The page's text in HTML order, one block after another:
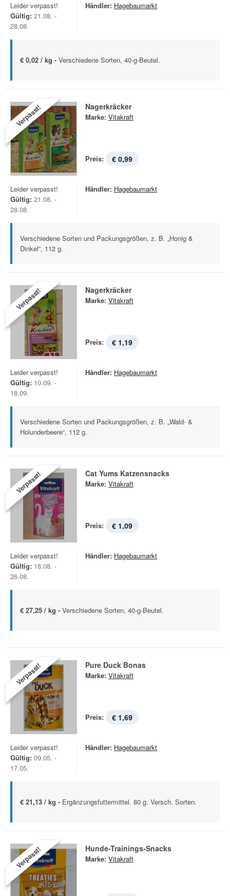
Leider verpasst!
Gültig: 21.08. -
28.08.
Händler: Hagebaumarkt
€ 0,02 / kg - Verschiedene Sorten, 40-g-Beutel.
Verpasst! Nagerkräcker
Marke: Vitakraft
Preis: € 0,99
Leider verpasst!
Gültig: 21.08. -
28.08.
Händler: Hagebaumarkt
Verschiedene Sorten und Packungsgrößen, z. B. „Honig &
Dinkel“, 112 g.
Verpasst! Nagerkräcker
Marke: Vitakraft
Preis: € 1,19
Leider verpasst!
Gültig: 10.09. -
18.09.
Händler: Hagebaumarkt
Verschiedene Sorten und Packungsgrößen, z. B. „Wald- &
Holunderbeere“, 112 g.
Verpasst! Cat Yums Katzensnacks
Marke: Vitakraft
Preis: € 1,09
Leider verpasst!
Gültig: 18.08. -
26.08.
Händler: Hagebaumarkt
€ 27,25 / kg - Verschiedene Sorten, 40-g-Beutel.
Verpasst! Pure Duck Bonas
Marke: Vitakraft
Preis: € 1,69
Leider verpasst!
Gültig: 09.05. -
17.05.
Händler: Hagebaumarkt
€ 21,13 / kg - Ergänzungsfuttermittel. 80 g. Versch. Sorten.
Verpasst! Hunde-Trainings-Snacks
Marke: Vitakraft